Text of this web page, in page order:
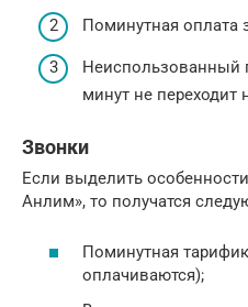
Поминутная оплата
Неиспользованный
минут не
Звонки
Если выделить
Анлим», то получатся
Поминутная
оплачиваются);